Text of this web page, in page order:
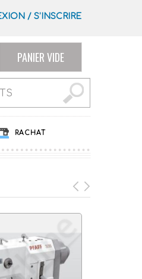
/ S’INSCRIRE
PANIER VIDE
RACHAT